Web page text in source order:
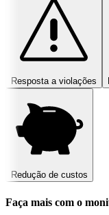
Resposta a violações
Redução de custos
Faça mais com o